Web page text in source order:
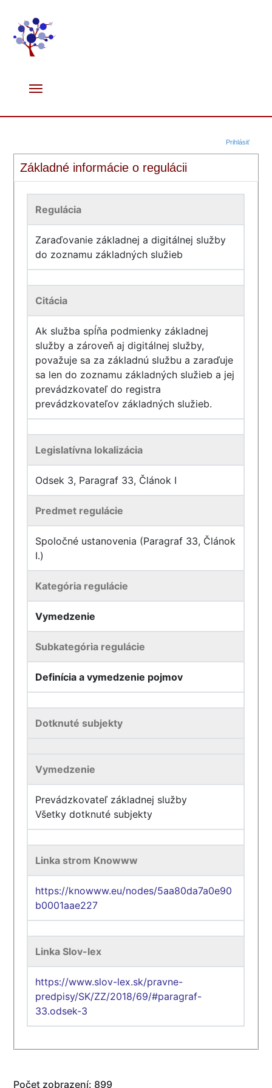
Prihlásiť
Základné informácie o regulácii
Regulácia
Zaraďovanie základnej a digitálnej služby
do zoznamu základných služieb
Citácia
Ak služba spĺňa podmienky základnej
služby a zároveň aj digitálnej služby,
považuje sa za základnú službu a zaraďuje
sa len do zoznamu základných služieb a jej
prevádzkovateľ do registra
prevádzkovateľov základných služieb.
Legislatívna lokalizácia
Odsek 3, Paragraf 33, Článok I
Predmet regulácie
Spoločné ustanovenia (Paragraf 33, Článok
I.)
Kategória regulácie
Vymedzenie
Subkategória regulácie
Definícia a vymedzenie pojmov
Dotknuté subjekty
Vymedzenie
Prevádzkovateľ základnej služby
Všetky dotknuté subjekty
Linka strom Knowww
https://knowww.eu/nodes/5aa80da7a0e90
b0001aae227
Linka Slov-lex
https://www.slov-lex.sk/pravne-
predpisy/SK/ZZ/2018/69/#paragraf-
33.odsek-3
Počet zobrazení: 899